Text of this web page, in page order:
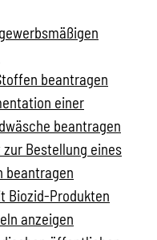
beantragen
einer
beantragen
Bestellung eines
beantragen
Biozid-Produkten
anzeigen